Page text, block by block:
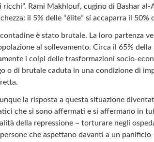
Rami Makhlouf, cugino di Bashar al-
il 5% delle “élite” si accaparra il 50%
contadine è stato brutale. La loro partenza
al sollevamento. Circa il 65%
i colpi delle trasformazioni socio-
o di brutale caduta in una condizione di
la risposta a questa situazione
che si sono affermati e si affermano in
della repressione – torturare negli
che aspettano davanti a un